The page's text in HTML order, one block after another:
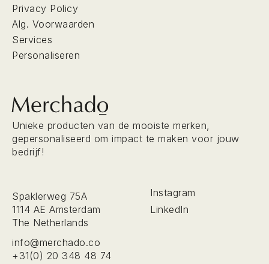
Privacy Policy
Alg. Voorwaarden
Services
Personaliseren
Unieke producten van de mooiste merken,
gepersonaliseerd om impact te maken voor jouw
bedrijf!
Spaklerweg 75A
1114 AE Amsterdam
The Netherlands
info@merchado.co
+31(0) 20 348 48 74
Instagram
LinkedIn